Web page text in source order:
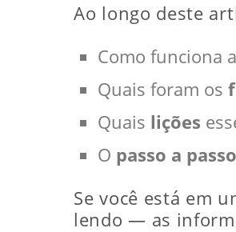
Ao longo deste
Como funciona a
Quais foram os
Quais lições
O passo a passo
Se você está em
lendo — as